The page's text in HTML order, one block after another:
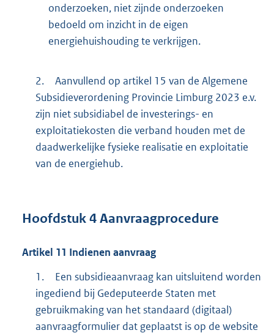
onderzoeken, niet zijnde onderzoeken
bedoeld om inzicht in de eigen
energiehuishouding te verkrijgen.
2.
Aanvullend op artikel 15 van de Algemene
Subsidieverordening Provincie Limburg 2023 e.v.
zijn niet subsidiabel de investerings- en
exploitatiekosten die verband houden met de
daadwerkelijke fysieke realisatie en exploitatie
van de energiehub.
Hoofdstuk4Aanvraagprocedure
Artikel 11 Indienen aanvraag
1.
Een subsidieaanvraag kan uitsluitend worden
ingediend bij Gedeputeerde Staten met
gebruikmaking van het standaard (digitaal)
aanvraagformulier dat geplaatst is op de website